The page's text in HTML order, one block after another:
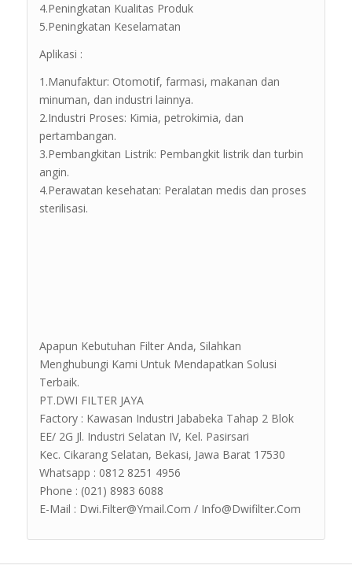
4.Peningkatan Kualitas Produk
5.Peningkatan Keselamatan
Aplikasi :
1.Manufaktur: Otomotif, farmasi, makanan dan
minuman, dan industri lainnya.
2.Industri Proses: Kimia, petrokimia, dan
pertambangan.
3.Pembangkitan Listrik: Pembangkit listrik dan turbin
angin.
4.Perawatan kesehatan: Peralatan medis dan proses
sterilisasi.
Apapun Kebutuhan Filter Anda, Silahkan
Menghubungi Kami Untuk Mendapatkan Solusi
Terbaik.
PT.DWI FILTER JAYA
Factory : Kawasan Industri Jababeka Tahap 2 Blok
EE/ 2G Jl. Industri Selatan IV, Kel. Pasirsari
Kec. Cikarang Selatan, Bekasi, Jawa Barat 17530
Whatsapp : 0812 8251 4956
Phone : (021) 8983 6088
E-Mail : Dwi.Filter@Ymail.Com / Info@Dwifilter.Com